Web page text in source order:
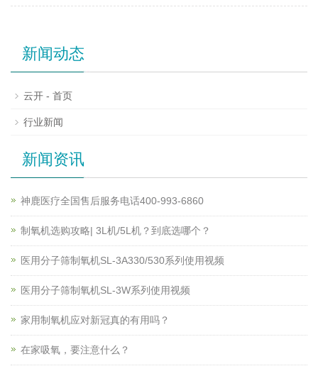
新闻动态
云开 - 首页
行业新闻
新闻资讯
神鹿医疗全国售后服务电话400-993-6860
制氧机选购攻略| 3L机/5L机？到底选哪个？
医用分子筛制氧机SL-3A330/530系列使用视频
医用分子筛制氧机SL-3W系列使用视频
家用制氧机应对新冠真的有用吗？
在家吸氧，要注意什么？